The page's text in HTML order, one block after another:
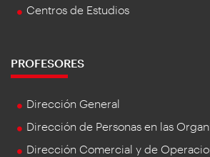
Centros de Estudios
PROFESORES
Dirección General
Dirección de Personas en las
Dirección Comercial y de